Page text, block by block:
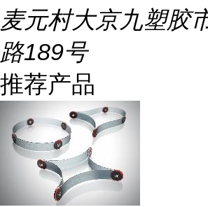
麦元村大京九塑胶
路189号
推荐产品